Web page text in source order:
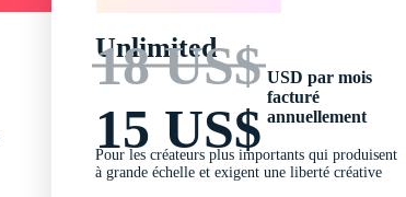
Unlimited
18 US$
15 US$
USD par mois
facturé
annuellement
Pour les créateurs plus importants qui produisent
à grande échelle et exigent une liberté créative